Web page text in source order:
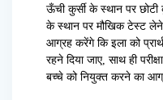
ऊँची कुर्सी के स्थान पर छोटी
के स्थान पर मौखिक टेस्ट लेने
आग्रह करेंगे कि इला को
रहने दिया जाए, साथ ही
बच्चे को नियुक्त करने का